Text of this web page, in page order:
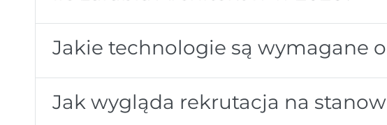
Jakie technologie są wymagane
Jak wygląda rekrutacja na